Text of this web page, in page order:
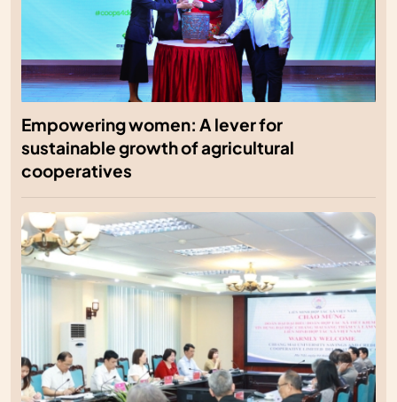
Empowering women: A lever for
sustainable growth of agricultural
cooperatives